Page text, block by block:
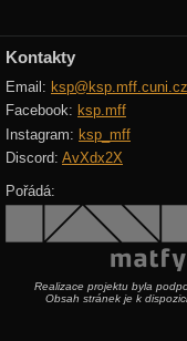
Kontakty
Email: ksp@ksp.mff.cuni.cz
Facebook: ksp.mff
Instagram: ksp_mff
Discord: AvXdx2X
Pořádá:
Realizace projektu byla
Obsah stránek je k